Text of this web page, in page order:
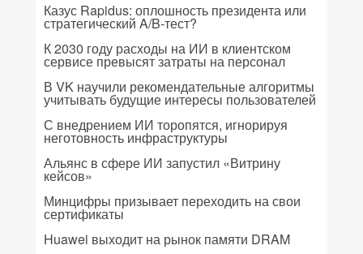
Казус Rapidus: оплошность президента или
стратегический A/B-тест?
К 2030 году расходы на ИИ в клиентском
сервисе превысят затраты на персонал
В VK научили рекомендательные алгоритмы
учитывать будущие интересы пользователей
С внедрением ИИ торопятся, игнорируя
неготовность инфраструктуры
Альянс в сфере ИИ запустил «Витрину
кейсов»
Минцифры призывает переходить на свои
сертификаты
Huawei выходит на рынок памяти DRAM